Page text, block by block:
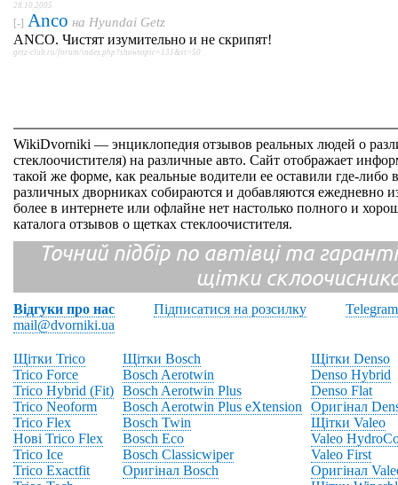
28.10.2005
[-] Anco на Hyundai Getz
ANCO. Чистят изумительно и не скрипят!
getz-club.ru/forum/index.php?showtopic=131&st=50
WikiDvorniki — энциклопедия отзывов реальных людей о
стеклоочистителя) на различные авто. Сайт отображает
такой же форме, как реальные водители ее оставили где-либо
различных дворниках собираются и добавляются ежедневно
более в интернете или офлайне нет настолько полного и
каталога отзывов о щетках стеклоочистителя.
Точний підбір по автівці та
щітки
Відгуки про нас Підписатися на розсилку
Telegram
mail@dvorniki.ua
Щітки Trico
Trico Force
Trico Hybrid (Fit)
Trico Neoform
Trico Flex
Нові Trico Flex
Trico Ice
Trico Exactfit
Щітки Bosch
Bosch Aerotwin
Bosch Aerotwin Plus
Bosch Aerotwin Plus eXtension
Bosch Twin
Bosch Eco
Bosch Classicwiper
Оригінал Bosch
Щітки Denso
Denso Hybrid
Denso Flat
Оригінал
Щітки Valeo
Valeo
Valeo First
Оригінал